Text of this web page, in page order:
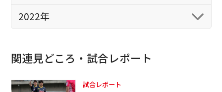
2022年
関連見どころ・試合レポート
試合レポート